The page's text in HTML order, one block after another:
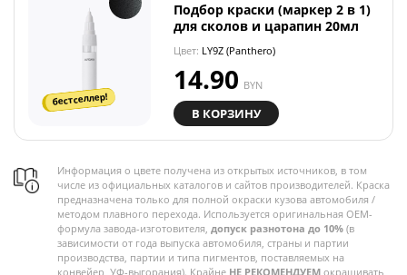
бестселлер!
Подбор краски (маркер 2 в 1)
для сколов и царапин 20мл
Цвет: LY9Z (Panthero)
14.90 BYN
В КОРЗИНУ
Информация о цвете получена из открытых источников, в том
числе из официальных каталогов и сайтов производителей. Краска
предназначена только для полной окраски кузова автомобиля /
методом плавного перехода. Используется оригинальная OEM-
формула завода-изготовителя, допуск разнотона до 10% (в
зависимости от года выпуска автомобиля, страны и партии
производства, партии и типа пигментов, поставляемых на
конвейер, УФ-выгорания). Крайне НЕ РЕКОМЕНДУЕМ окрашивать